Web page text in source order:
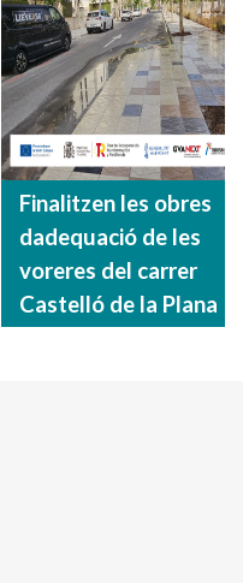
Finalitzen les obres
dadequació de les
voreres del carrer
Castelló de la Plana